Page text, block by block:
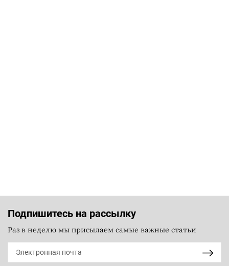
Подпишитесь на рассылку
Раз в неделю мы присылаем самые важные статьи